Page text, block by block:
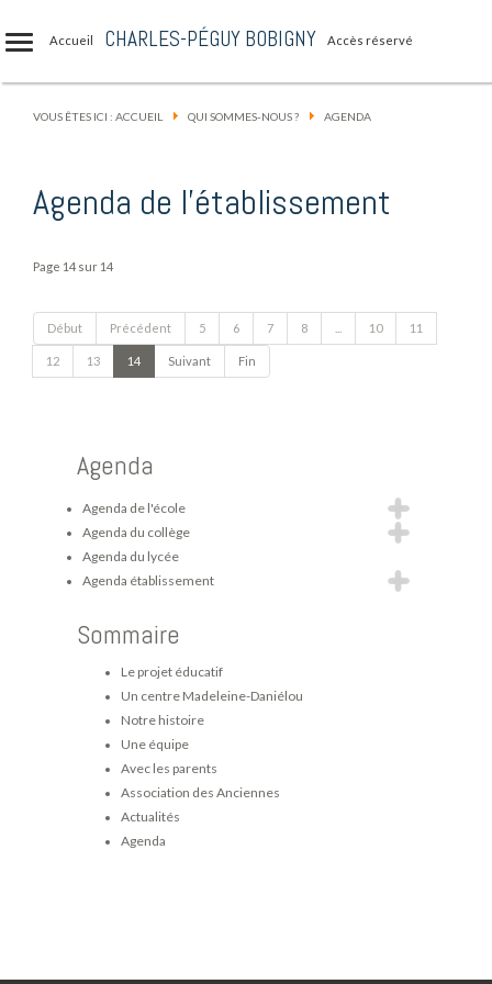
Accueil CHARLES-PÉGUY BOBIGNY Accès réservé
VOUS ÊTES ICI : ACCUEIL QUI SOMMES-NOUS ? AGENDA
Agenda de l'établissement
Page 14 sur 14
Début Précédent 5 6 7 8 10 11
12 13 14 Suivant Fin
Agenda
Agenda de l'école
Agenda du collège
Agenda du lycée
Agenda établissement
Sommaire
Le projet éducatif
Un centre Madeleine-Daniélou
Notre histoire
Une équipe
Avec les parents
Association des Anciennes
Actualités
Agenda